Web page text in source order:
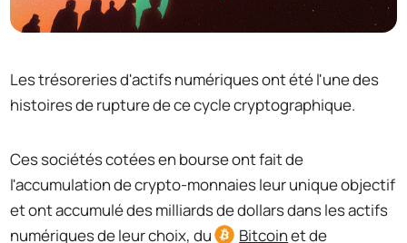
Les trésoreries d'actifs numériques ont été l'une des
histoires de rupture de ce cycle cryptographique.
Ces sociétés cotées en bourse ont fait de
l'accumulation de crypto-monnaies leur unique objectif
et ont accumulé des milliards de dollars dans les actifs
numériques de leur choix, du
Bitcoinet de